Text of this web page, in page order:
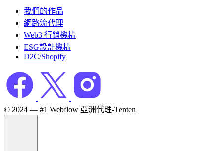
我們的作品
網路流代理
Web3 行銷機構
ESG設計機構
D2C/Shopify
©️ 2024 — #1 Webflow 亞洲代理-Tenten